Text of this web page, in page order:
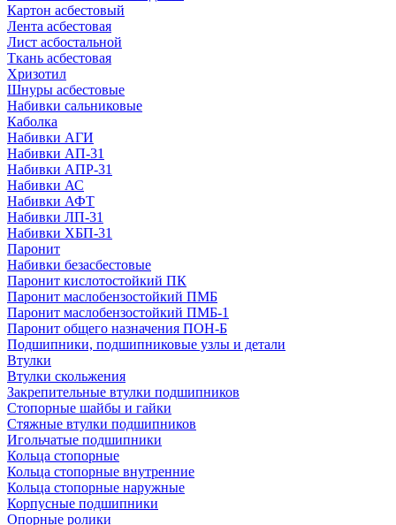
Картон асбестовый
Лента асбестовая
Лист асбостальной
Ткань асбестовая
Хризотил
Шнуры асбестовые
Набивки сальниковые
Каболка
Набивки АГИ
Набивки АП-31
Набивки АПР-31
Набивки АС
Набивки АФТ
Набивки ЛП-31
Набивки ХБП-31
Паронит
Набивки безасбестовые
Паронит кислотостойкий ПК
Паронит маслобензостойкий ПМБ
Паронит маслобензостойкий ПМБ-1
Паронит общего назначения ПОН-Б
Подшипники, подшипниковые узлы и детали
Втулки
Втулки скольжения
Закрепительные втулки подшипников
Стопорные шайбы и гайки
Стяжные втулки подшипников
Игольчатые подшипники
Кольца стопорные
Кольца стопорные внутренние
Кольца стопорные наружные
Корпусные подшипники
Опорные ролики